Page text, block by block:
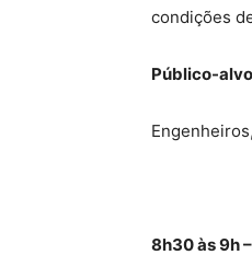
condições
Público-
8h30 às 9h